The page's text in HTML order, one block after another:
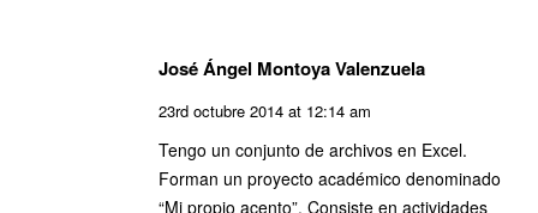
José Ángel Montoya Valenzuela
23rd octubre 2014 at 12:14 am
Tengo un conjunto de archivos en Excel.
Forman un proyecto académico denominado
“Mi propio acento”. Consiste en actividades